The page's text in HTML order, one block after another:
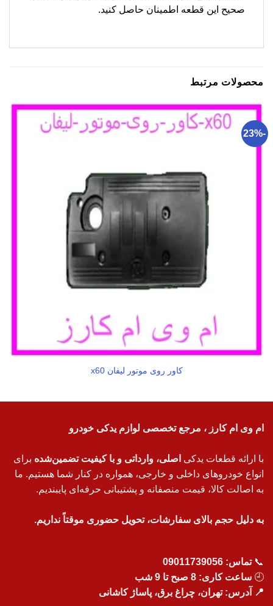
صحیح این قطعه اطمینان حاصل کنید.
محصولات مرتبط
-23%
کاور روی موتور لیفان x60
ام وی ام کارز ، مرجع تخصصی لوازم یدکی خودرو
با ارائه قطعات یدکی اصلی، وارداتی و با کیفیت تضمین‌شده برای
انواع خودروهای داخلی و خارجی، همواره در کنار شما هستیم. ما
به اصالت کالا، قیمت منصفانه و پشتیبانی حرفه‌ای پایبندیم.
به دلیل حجم بالای سفارشات، تحویل حضوری موقتاً نداریم.
📞تماس: 09011739056
🕘 ساعت کاری: 8 صبح تا 9 شب
📍 آدرس: تهران، چراغ برق، پاساژ کاشانی